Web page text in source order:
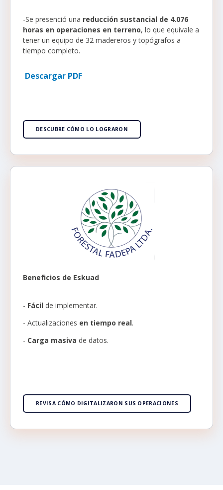
-Se presenció una reducción sustancial de 4.076
horas en operaciones en terreno, lo que equivale a
tener un equipo de 32 madereros y topógrafos a
tiempo completo.
Descargar PDF
DESCUBRE CÓMO LO LOGRARON
Beneficios de Eskuad
- Fácil de implementar.
- Actualizaciones en tiempo real.
- Carga masiva de datos.
REVISA CÓMO DIGITALIZARON SUS OPERACIONES